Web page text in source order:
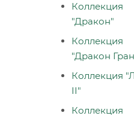
Коллекция
"Дракон"
Коллекция
"Дракон
Коллекция
II"
Коллекция